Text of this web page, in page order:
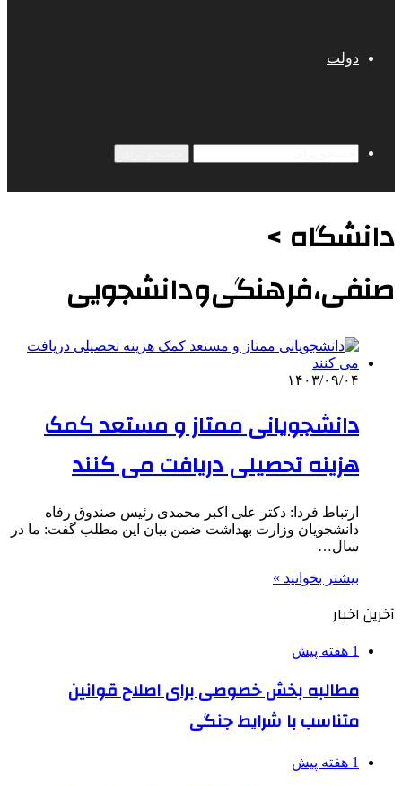
دولت
دانشگاه >
صنفی،فرهنگی‌ودانشجویی
۱۴۰۳/۰۹/۰۴
دانشجویانی ممتاز و مستعد کمک
هزینه تحصیلی دریافت می کنند
ارتباط فردا: دکتر علی اکبر محمدی رئیس صندوق رفاه
دانشجویان وزارت بهداشت ضمن بیان این مطلب گفت: ما در
سال…
بیشتر بخوانید »
آخرین اخبار
1 هفته پیش
مطالبه بخش خصوصی برای اصلاح قوانین
متناسب با شرایط جنگی
1 هفته پیش